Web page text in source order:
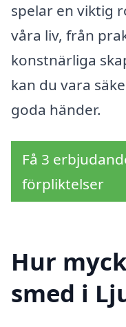
spelar en viktig
våra liv, från
konstnärliga
kan du vara
goda händer.
Få 3
förpliktelser
Hur
smed i